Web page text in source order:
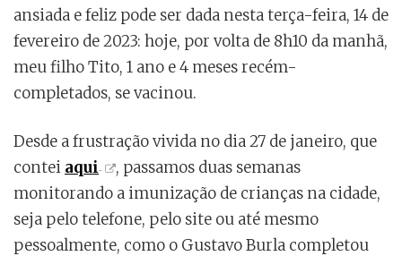
ansiada e feliz pode ser dada nesta terça-feira, 14 de
fevereiro de 2023: hoje, por volta de 8h10 da manhã,
meu filho Tito, 1 ano e 4 meses recém-
completados, se vacinou.
Desde a frustração vivida no dia 27 de janeiro, que
contei aqui
, passamos duas semanas
monitorando a imunização de crianças na cidade,
seja pelo telefone, pelo site ou até mesmo
pessoalmente, como o Gustavo Burla completou